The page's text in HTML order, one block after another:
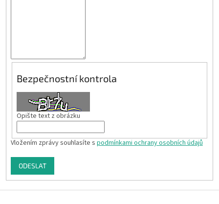
Bezpečnostní kontrola
Opište text z obrázku
Vložením zprávy souhlasíte s podmínkami ochrany osobních údajů
ODESLAT